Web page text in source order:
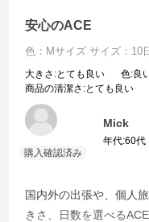
安心のACE
色：Mサイズ サイズ：10
大きさ :とても良い 色:良
商品の清潔さ :とても良い
Mick
年代:60代
国内外の出張や、個人
きさ、日数を選べる